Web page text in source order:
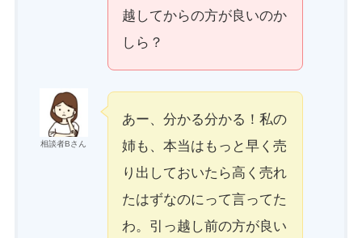
越してからの方が良いのか
しら？
相談者Bさん
あー、分かる分かる！私の
姉も、本当はもっと早く売
り出しておいたら高く売れ
たはずなのにって言ってた
わ。引っ越し前の方が良い